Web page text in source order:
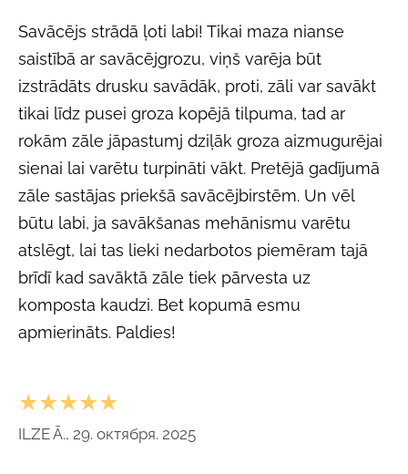
Savācējs strādā ļoti labi! Tikai maza nianse
saistībā ar savācējgrozu, viņš varēja būt
izstrādāts drusku savādāk, proti, zāli var savākt
tikai līdz pusei groza kopējā tilpuma, tad ar
rokām zāle jāpastumj dziļāk groza aizmugurējai
sienai lai varētu turpināti vākt. Pretējā gadījumā
zāle sastājas priekšā savācējbirstēm. Un vēl
būtu labi, ja savākšanas mehānismu varētu
atslēgt, lai tas lieki nedarbotos piemēram tajā
brīdī kad savāktā zāle tiek pārvesta uz
komposta kaudzi. Bet kopumā esmu
apmierināts. Paldies!
★★★★★
ILZE Ā., 29. октября. 2025